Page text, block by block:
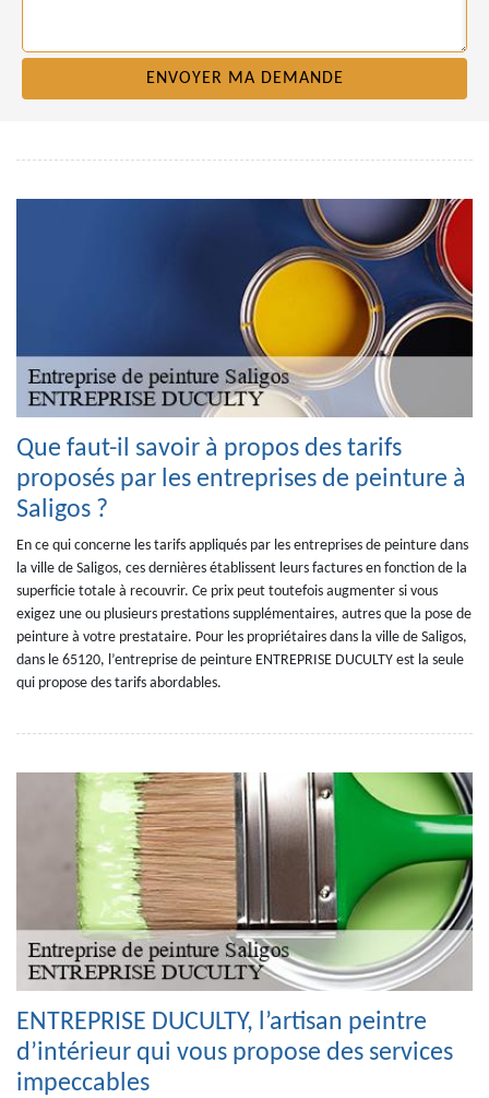
Que faut-il savoir à propos des tarifs
proposés par les entreprises de peinture à
Saligos ?
En ce qui concerne les tarifs appliqués par les entreprises de peinture dans
la ville de Saligos, ces dernières établissent leurs factures en fonction de la
superficie totale à recouvrir. Ce prix peut toutefois augmenter si vous
exigez une ou plusieurs prestations supplémentaires, autres que la pose de
peinture à votre prestataire. Pour les propriétaires dans la ville de Saligos,
dans le 65120, l’entreprise de peinture ENTREPRISE DUCULTY est la seule
qui propose des tarifs abordables.
ENTREPRISE DUCULTY, l’artisan peintre
d’intérieur qui vous propose des services
impeccables